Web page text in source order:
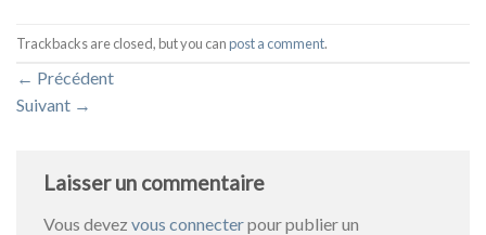
Trackbacks are closed, but you canpost a comment.
← Précédent
Suivant →
Laisser un commentaire
Vous devez vous connecterpour publier un